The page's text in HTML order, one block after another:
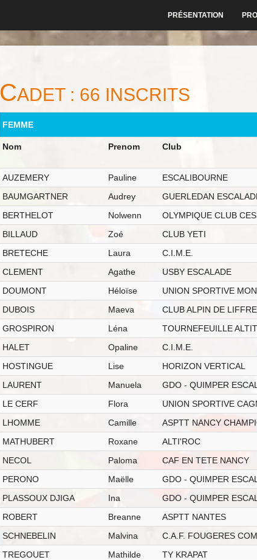
CADET : 66 INSCRITS
FEMME
Nom Prenom Club
AUZEMERY
Pauline ESCALIBOURNE
BAUMGARTNER
Audrey GUERLEDAN
BERTHELOT
Nolwenn OLYMPIQUE CLUB
BILLAUD
Zoé CLUB YETI
BRETECHE
Laura C.I.M.E.
CLEMENT
Agathe USBY ESCALADE
DOUMONT
Héloïse
UNION SPORTIVE
DUBOIS
Maeva CLUB ALPIN DE
GROSPIRON
Léna TOURNEFEUILLE
HALET
Opaline C.I.M.E.
HOSTINGUE
Lise HORIZON VERTICAL
LAURENT
Manuela GDO - QUIMPER
LE CERF
Flora UNION SPORTIVE
LHOMME
Camille ASPTT NANCY
MATHUBERT
Roxane ALTI'ROC
NECOL
Paloma CAF EN TETE NANCY
PERONO
Maëlle GDO - QUIMPER
PLASSOUX DJIGA
Ina GDO - QUIMPER
ROBERT
Breanne ASPTT NANTES
SCHNEBELIN
Malvina C.A.F. FOUGERES
TREGOUET
Mathilde TY KRAPAT
PRÉSENTATION